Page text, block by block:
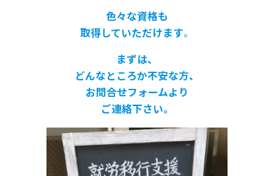
色々な資格も
取得していただけます。
まずは、
どんなところか不安な方、
お問合せフォームより
ご連絡下さい。